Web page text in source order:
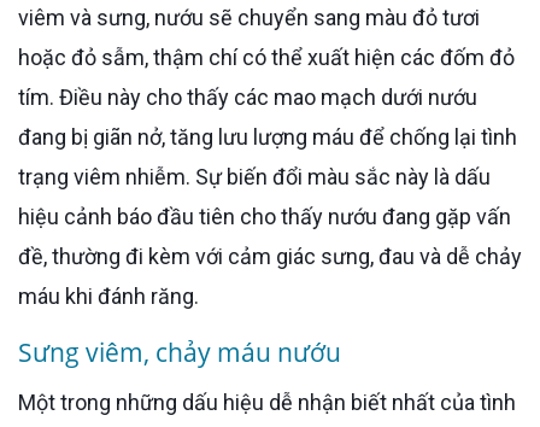
viêm và sưng, nướu sẽ chuyển sang màu đỏ tươi
hoặc đỏ sẫm, thậm chí có thể xuất hiện các đốm đỏ
tím. Điều này cho thấy các mao mạch dưới nướu
đang bị giãn nở, tăng lưu lượng máu để chống lại tình
trạng viêm nhiễm. Sự biến đổi màu sắc này là dấu
hiệu cảnh báo đầu tiên cho thấy nướu đang gặp vấn
đề, thường đi kèm với cảm giác sưng, đau và dễ chảy
máu khi đánh răng.
Sưng viêm, chảy máu nướu
Một trong những dấu hiệu dễ nhận biết nhất của tình